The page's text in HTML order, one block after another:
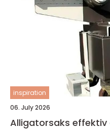
inspiration
06. July 2026
Alligatorsaks effektiv og sikker opskæring af